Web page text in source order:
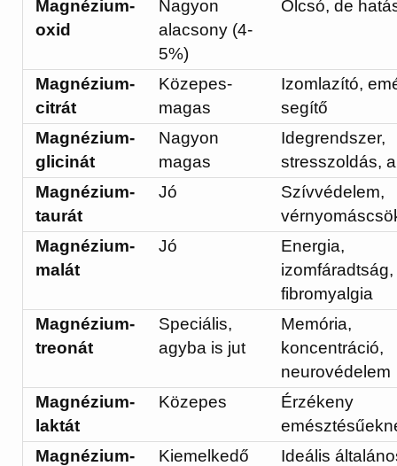
Magnézium-
oxid
Nagyon
alacsony (4-
5%)
Olcsó, de
Magnézium-
citrát
Közepes-
magas
Izomlazító,
segítő
Magnézium-
glicinát
Nagyon
magas
Idegrendszer,
stresszoldás,
Magnézium-
taurát
Jó
Szívvédelem,
Magnézium-
malát
Jó
Energia,
izomfáradtság,
fibromyalgia
Magnézium-
treonát
Speciális,
agyba is jut
Memória,
koncentráció,
neurovédelem
Magnézium-
laktát
Közepes
Érzékeny
Magnézium-
Kiemelkedő Ideális